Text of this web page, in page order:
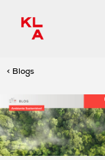
< Blogs